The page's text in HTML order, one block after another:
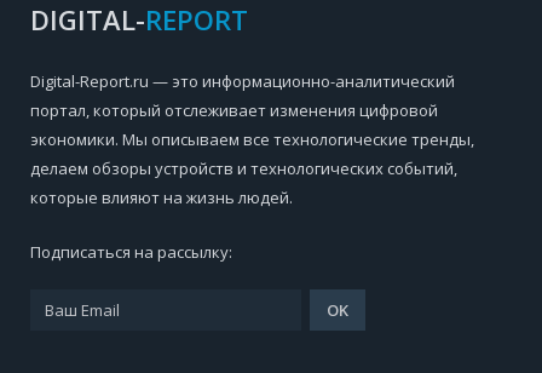
DIGITAL-REPORT
Digital-Report.ru — это информационно-аналитический
портал, который отслеживает изменения цифровой
экономики. Мы описываем все технологические тренды,
делаем обзоры устройств и технологических событий,
которые влияют на жизнь людей.
Подписаться на рассылку: